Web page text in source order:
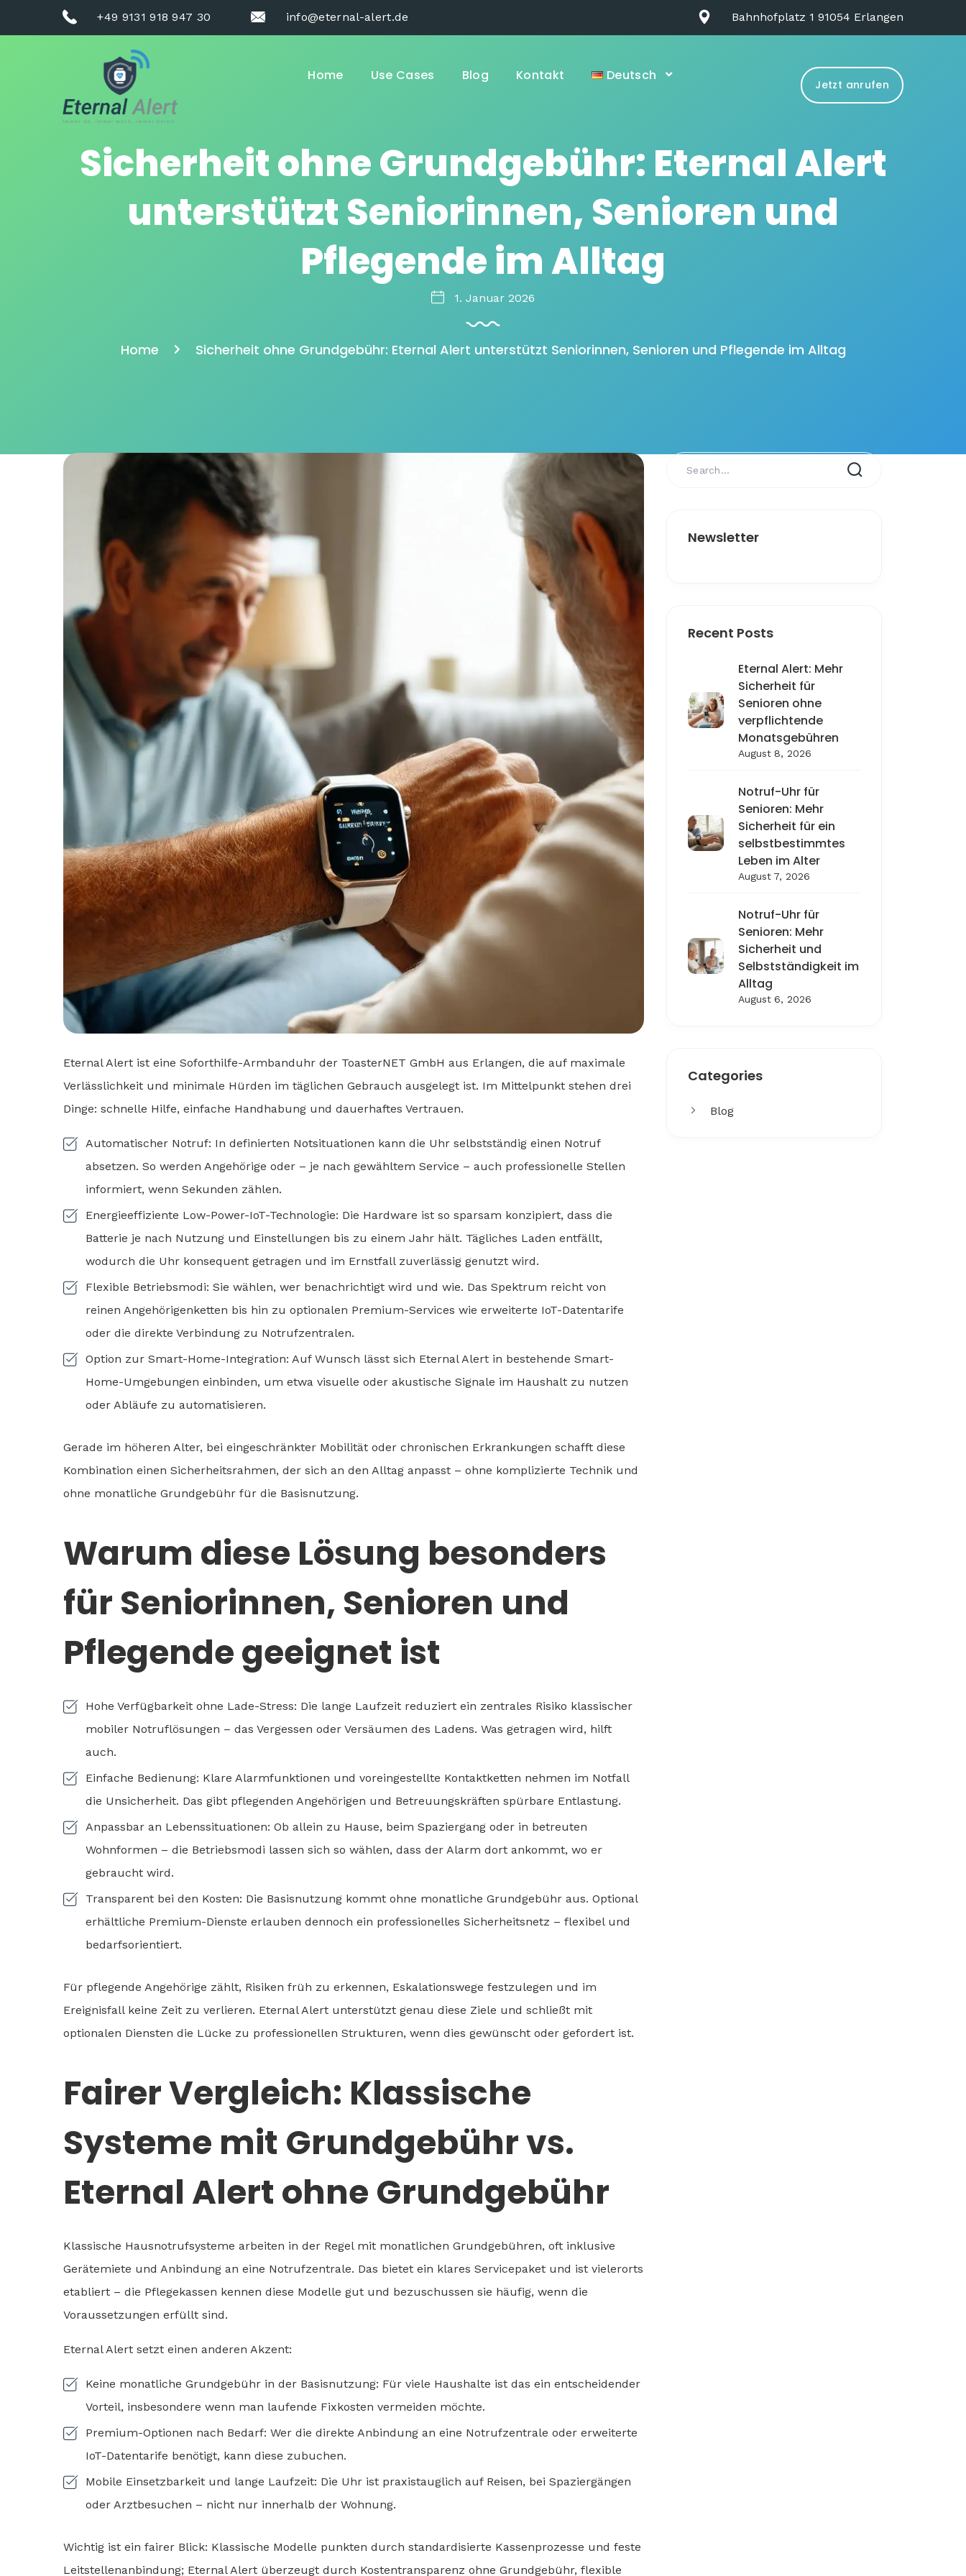
+49 9131 918 947 30 info@eternal-alert.de Bahnhofplatz 1 91054 Erlangen
Home Use Cases Blog Kontakt Deutsch
Jetzt anrufen
Sicherheit ohne Grundgebühr: Eternal Alert
unterstützt Seniorinnen, Senioren und
Pflegende im Alltag
1. Januar 2026
Home Sicherheit ohne Grundgebühr: Eternal Alert unterstützt Seniorinnen, Senioren und Pflegende im Alltag
Newsletter
Recent Posts
Eternal Alert: Mehr
Sicherheit für
Senioren ohne
verpflichtende
Monatsgebühren
August 8, 2026
Notruf-Uhr für
Senioren: Mehr
Sicherheit für ein
selbstbestimmtes
Leben im Alter
August 7, 2026
Notruf-Uhr für
Senioren: Mehr
Sicherheit und
Selbstständigkeit im
Alltag
August 6, 2026
Categories
Blog
Eternal Alert ist eine Soforthilfe-Armbanduhr der ToasterNET GmbH aus Erlangen, die auf maximale
Verlässlichkeit und minimale Hürden im täglichen Gebrauch ausgelegt ist. Im Mittelpunkt stehen drei
Dinge: schnelle Hilfe, einfache Handhabung und dauerhaftes Vertrauen.
Automatischer Notruf: In definierten Notsituationen kann die Uhr selbstständig einen Notruf
absetzen. So werden Angehörige oder – je nach gewähltem Service – auch professionelle Stellen
informiert, wenn Sekunden zählen.
Energieeffiziente Low-Power-IoT-Technologie: Die Hardware ist so sparsam konzipiert, dass die
Batterie je nach Nutzung und Einstellungen bis zu einem Jahr hält. Tägliches Laden entfällt,
wodurch die Uhr konsequent getragen und im Ernstfall zuverlässig genutzt wird.
Flexible Betriebsmodi: Sie wählen, wer benachrichtigt wird und wie. Das Spektrum reicht von
reinen Angehörigenketten bis hin zu optionalen Premium-Services wie erweiterte IoT-Datentarife
oder die direkte Verbindung zu Notrufzentralen.
Option zur Smart-Home-Integration: Auf Wunsch lässt sich Eternal Alert in bestehende Smart-
Home-Umgebungen einbinden, um etwa visuelle oder akustische Signale im Haushalt zu nutzen
oder Abläufe zu automatisieren.
Gerade im höheren Alter, bei eingeschränkter Mobilität oder chronischen Erkrankungen schafft diese
Kombination einen Sicherheitsrahmen, der sich an den Alltag anpasst – ohne komplizierte Technik und
ohne monatliche Grundgebühr für die Basisnutzung.
Warum diese Lösung besonders
für Seniorinnen, Senioren und
Pflegende geeignet ist
Hohe Verfügbarkeit ohne Lade-Stress: Die lange Laufzeit reduziert ein zentrales Risiko klassischer
mobiler Notruflösungen – das Vergessen oder Versäumen des Ladens. Was getragen wird, hilft
auch.
Einfache Bedienung: Klare Alarmfunktionen und voreingestellte Kontaktketten nehmen im Notfall
die Unsicherheit. Das gibt pflegenden Angehörigen und Betreuungskräften spürbare Entlastung.
Anpassbar an Lebenssituationen: Ob allein zu Hause, beim Spaziergang oder in betreuten
Wohnformen – die Betriebsmodi lassen sich so wählen, dass der Alarm dort ankommt, wo er
gebraucht wird.
Transparent bei den Kosten: Die Basisnutzung kommt ohne monatliche Grundgebühr aus. Optional
erhältliche Premium-Dienste erlauben dennoch ein professionelles Sicherheitsnetz – flexibel und
bedarfsorientiert.
Für pflegende Angehörige zählt, Risiken früh zu erkennen, Eskalationswege festzulegen und im
Ereignisfall keine Zeit zu verlieren. Eternal Alert unterstützt genau diese Ziele und schließt mit
optionalen Diensten die Lücke zu professionellen Strukturen, wenn dies gewünscht oder gefordert ist.
Fairer Vergleich: Klassische
Systeme mit Grundgebühr vs.
Eternal Alert ohne Grundgebühr
Klassische Hausnotrufsysteme arbeiten in der Regel mit monatlichen Grundgebühren, oft inklusive
Gerätemiete und Anbindung an eine Notrufzentrale. Das bietet ein klares Servicepaket und ist vielerorts
etabliert – die Pflegekassen kennen diese Modelle gut und bezuschussen sie häufig, wenn die
Voraussetzungen erfüllt sind.
Eternal Alert setzt einen anderen Akzent:
Keine monatliche Grundgebühr in der Basisnutzung: Für viele Haushalte ist das ein entscheidender
Vorteil, insbesondere wenn man laufende Fixkosten vermeiden möchte.
Premium-Optionen nach Bedarf: Wer die direkte Anbindung an eine Notrufzentrale oder erweiterte
IoT-Datentarife benötigt, kann diese zubuchen.
Mobile Einsetzbarkeit und lange Laufzeit: Die Uhr ist praxistauglich auf Reisen, bei Spaziergängen
oder Arztbesuchen – nicht nur innerhalb der Wohnung.
Wichtig ist ein fairer Blick: Klassische Modelle punkten durch standardisierte Kassenprozesse und feste
Leitstellenanbindung; Eternal Alert überzeugt durch Kostentransparenz ohne Grundgebühr, flexible